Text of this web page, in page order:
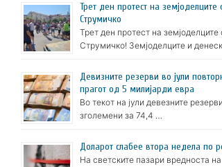
Трет ден протест на земјоделците
Струмичко
Трет ден протест на земјоделците
Струмичко! Земјоделците и
Девизните резерви во јули
прагот од 5 милијарди евра
Во текот на јули девезните
зголемени за 74,4 …
Доларот слабее втора недела по
На светските пазари вредноста на